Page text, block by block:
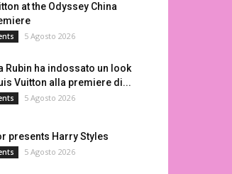
at the Odyssey China
5 Agosto 2026
Rubin ha indossato un look
Vuitton alla premiere di...
5 Agosto 2026
presents Harry Styles
5 Agosto 2026